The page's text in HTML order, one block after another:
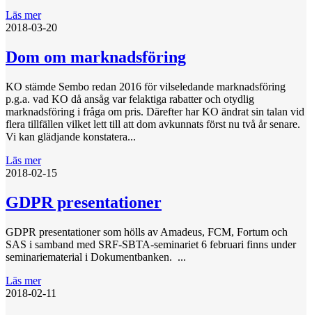
Läs mer
2018-03-20
Dom om marknadsföring
KO stämde Sembo redan 2016 för vilseledande marknadsföring
p.g.a. vad KO då ansåg var felaktiga rabatter och otydlig
marknadsföring i fråga om pris. Därefter har KO ändrat sin talan vid
flera tillfällen vilket lett till att dom avkunnats först nu två år senare.
Vi kan glädjande konstatera...
Läs mer
2018-02-15
GDPR presentationer
GDPR presentationer som hölls av Amadeus, FCM, Fortum och
SAS i samband med SRF-SBTA-seminariet 6 februari finns under
seminariematerial i Dokumentbanken. ...
Läs mer
2018-02-11